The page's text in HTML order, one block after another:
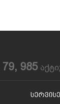
79, 985